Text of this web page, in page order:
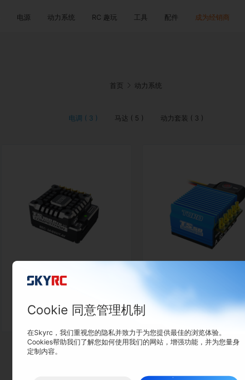
电源 动力系统 RC 趣玩 工具 配件 成为经销商
首页 动力系统
电调 ( 3 ) 马达 ( 5 ) 动力套装 ( 3 )
TS160 Pro V2 电调
Cookie 同意管理机制
在Skyrc，我们重视您的隐私并致力于为您提供最佳的浏览体验。
Cookies帮助我们了解您如何使用我们的网站，增强功能，并为您量身
定制内容。